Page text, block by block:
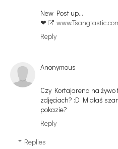
New Post up…
❤
Reply
Anonymous
Czy Kortajarena na żywo
zdjęciach? :D Miałaś
pokazie?
Reply
Replies